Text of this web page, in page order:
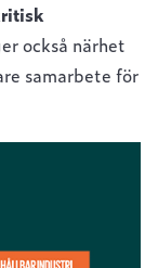
också närhet
samarbete för